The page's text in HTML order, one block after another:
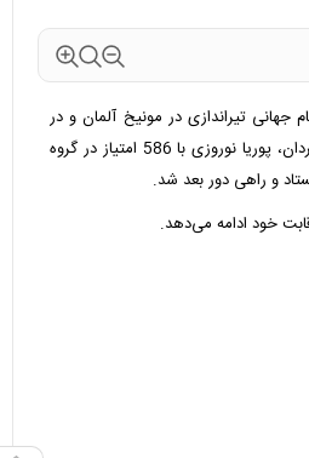
جهانی تیراندازی در مونیخ آلمان و در
تفنگ 80 متر سه وضعیت مردان، پوریا نوروزی با 586 امتیاز در گروه
و راهی دور بعد شد.
خود ادامه می‌دهد.